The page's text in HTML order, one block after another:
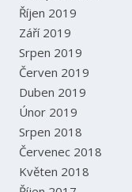
Říjen 2019
Září 2019
Srpen 2019
Červen 2019
Duben 2019
Únor 2019
Srpen 2018
Červenec 2018
Květen 2018